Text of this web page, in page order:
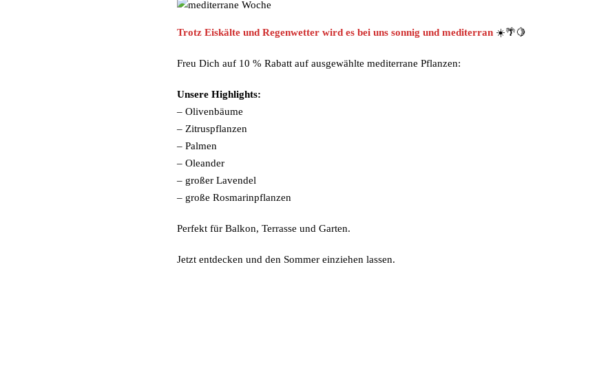
Trotz Eiskälte und Regenwetter wird es bei uns sonnig und mediterran ☀️🌴🍋
Freu Dich auf 10 % Rabatt auf ausgewählte mediterrane Pflanzen:
Unsere Highlights:
– Olivenbäume
– Zitruspflanzen
– Palmen
– Oleander
– großer Lavendel
– große Rosmarinpflanzen
Perfekt für Balkon, Terrasse und Garten.
Jetzt entdecken und den Sommer einziehen lassen.